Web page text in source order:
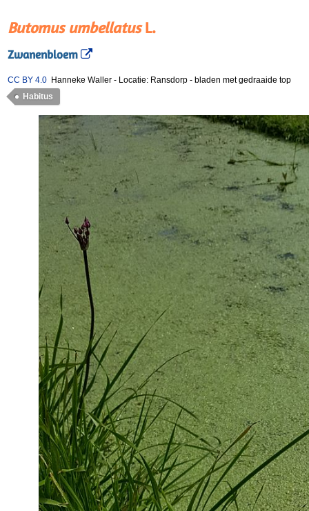
Butomus umbellatusL.
Zwanenbloem
CC BY 4.0 Hanneke Waller - Locatie: Ransdorp - bladen met gedraaide top
Habitus